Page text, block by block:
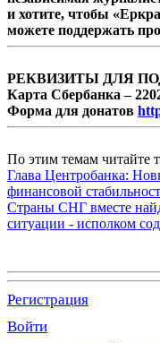
и хотите, чтобы
можете поддержать
РЕКВИЗИТЫ ДЛЯ
Карта Сбербанка –
Форма для донатов
По этим темам читайте
Глава Центробанка:
финансовой
Страны СНГ вместе
ситуации - исполком
Регистрация
Войти